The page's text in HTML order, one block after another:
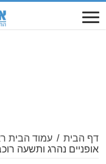
דף הבית / עמוד הבית
אופניים נהרג ותשעה